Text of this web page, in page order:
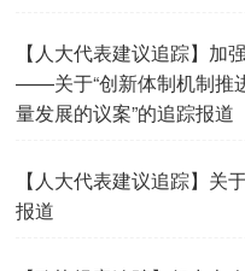
【人大代表建议追踪】加
——关于“创新体制机制推
量发展的议案”的追踪报道
【人大代表建议追踪】关
报道